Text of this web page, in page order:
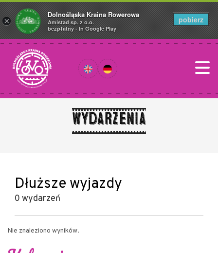
Wydarzenia
Dłuższe wyjazdy
0 wydarzeń
Nie znaleziono wyników.
×
Dolnośląska Kraina Rowerowa
Amistad sp. z o.o.
bezpłatny - In Google Play
pobierz